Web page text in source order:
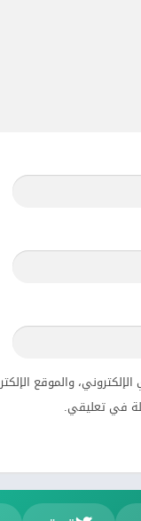
والموقع
في تعليقي.